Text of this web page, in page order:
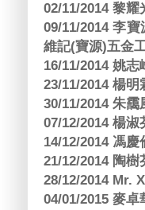
02/11/2014 黎
09/11/2014 李
維記(寶源)五金
16/11/2014 姚
23/11/2014 楊
30/11/2014 朱
07/12/2014 楊
14/12/2014 馮
21/12/2014 陶
28/12/2014 Mr.
04/01/2015 麥